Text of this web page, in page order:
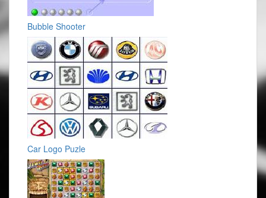
Bubble Shooter
Car Logo Puzle